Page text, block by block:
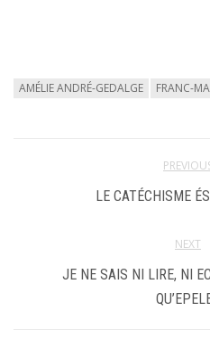
AMÉLIE ANDRÉ-GEDALGE FRANC-
LE CATÉCHISME
NEXT
JE NE SAIS NI LIRE, NI